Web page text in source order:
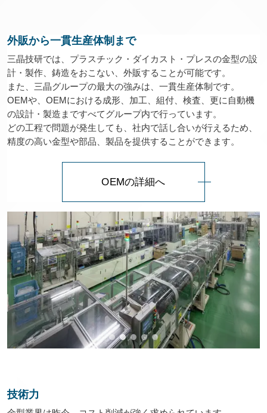
外販から一貫生産体制まで
三晶技研では、プラスチック・ダイカスト・プレスの金型の設
計・製作、鋳造をおこない、外販することが可能です。
また、三晶グループの最大の強みは、一貫生産体制です。
OEMや、OEMにおける成形、加工、組付、検査、更に自動機
の設計・製造まですべてグループ内で行っています。
どの工程で問題が発生しても、社内で話し合いが行えるため、
精度の高い金型や部品、製品を提供することができます。
OEMの詳細へ
技術力